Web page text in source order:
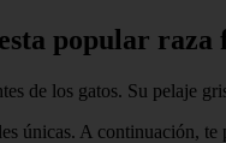
popular raza
de los gatos. Su pelaje
únicas. A continuación, te